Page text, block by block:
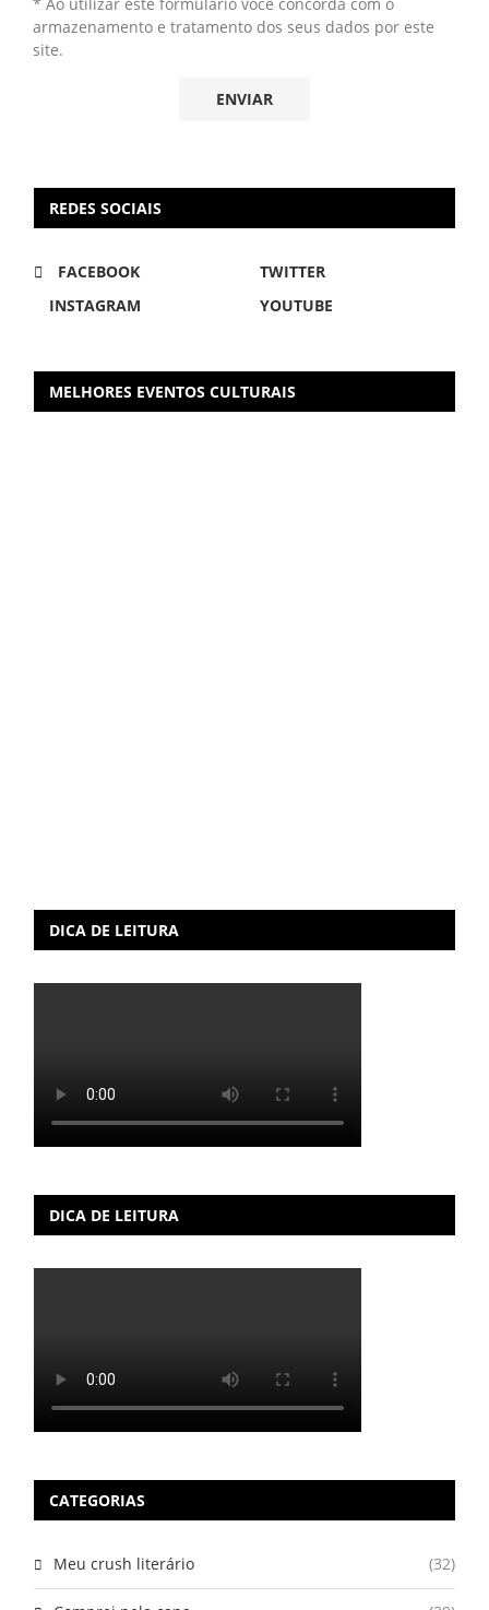
armazenamento e tratamento dos seus dados por este
site.
REDES SOCIAIS
FACEBOOK
TWITTER
INSTAGRAM
YOUTUBE
MELHORES EVENTOS CULTURAIS
DICA DE LEITURA
DICA DE LEITURA
CATEGORIAS
Meu crush literário (32)